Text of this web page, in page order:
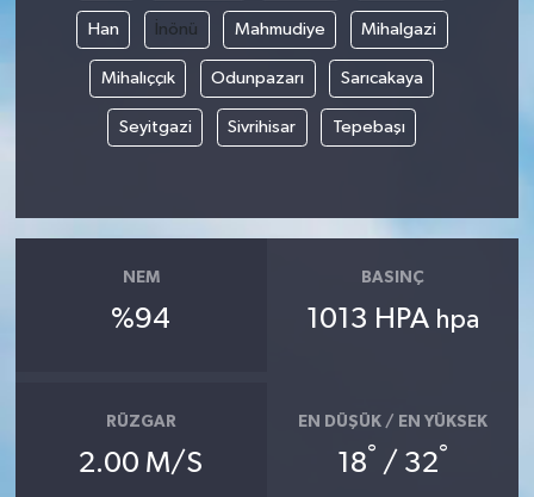
Han İnönü Mahmudiye Mihalgazi
Mihalıççık Odunpazarı Sarıcakaya
Seyitgazi Sivrihisar Tepebaşı
NEM
%94
BASINÇ
1013 HPA hpa
RÜZGAR
2.00 M/S
EN DÜŞÜK / EN YÜKSEK
18° / 32°